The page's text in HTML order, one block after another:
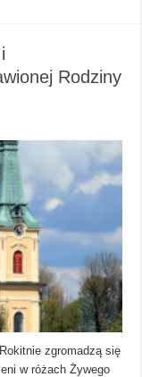
Rodziny
zgromadzą się
w różach Żywego